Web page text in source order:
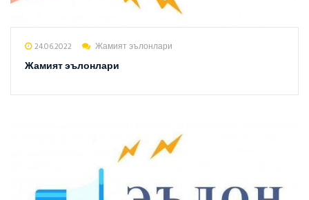
24.06.2022 Жамият эълонлари
Жамият эълонлари